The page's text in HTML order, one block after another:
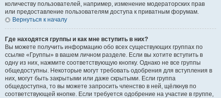
количеству пользователей, например, изменение модераторских прав
или предоставление пользователям доступа к приватным форумам.
Вернуться к началу
Где находятся группы и как мне вступить в них?
Вы можете получить информацию обо всех существующих группах по
ссылке «Группы» в вашем личном разделе. Если вы хотите вступить в
одну из них, нажмите соответствующую кнопку. Однако не все группы
общедоступны. Некоторые могут требовать одобрения для вступления в
них, могут быть закрытыми или даже скрытыми. Если группа
общедоступна, то вы можете запросить членство в ней, щёлкнув по
соответствующей кнопке. Если требуется одобрение на участие в группе,